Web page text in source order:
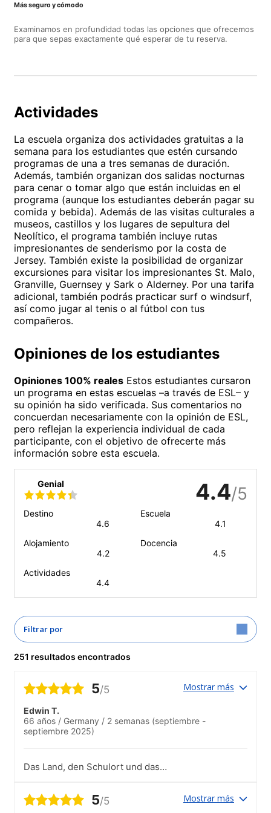
Más seguro y cómodo
Examinamos en profundidad todas las opciones que ofrecemos
para que sepas exactamente qué esperar de tu reserva.
Actividades
La escuela organiza dos actividades gratuitas a la
semana para los estudiantes que estén cursando
programas de una a tres semanas de duración.
Además, también organizan dos salidas nocturnas
para cenar o tomar algo que están incluidas en el
programa (aunque los estudiantes deberán pagar su
comida y bebida). Además de las visitas culturales a
museos, castillos y los lugares de sepultura del
Neolítico, el programa también incluye rutas
impresionantes de senderismo por la costa de
Jersey. También existe la posibilidad de organizar
excursiones para visitar los impresionantes St. Malo,
Granville, Guernsey y Sark o Alderney. Por una tarifa
adicional, también podrás practicar surf o windsurf,
así como jugar al tenis o al fútbol con tus
compañeros.
Opiniones de los estudiantes
Opiniones 100% reales Estos estudiantes cursaron
un programa en estas escuelas –a través de ESL– y
su opinión ha sido verificada. Sus comentarios no
concuerdan necesariamente con la opinión de ESL,
pero reflejan la experiencia individual de cada
participante, con el objetivo de ofrecerte más
información sobre esta escuela.
Genial 4.4/5
Destino
4.6
Escuela
4.1
Alojamiento
4.2
Docencia
4.5
Actividades
4.4
Filtrar por
251 resultados encontrados
5/5 Mostrar más
Edwin T.
66 años / Germany / 2 semanas (septiembre -
septiembre 2025)
Das Land, den Schulort und das
5/5 Mostrar más